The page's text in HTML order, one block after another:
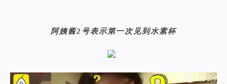
阿姨酱2号表示第一次见到水素杯